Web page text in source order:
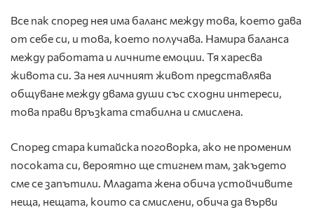
Все пак според нея има баланс между това, което дава
от себе си, и това, което получава. Намира баланса
между работата и личните емоции. Тя харесва
живота си. За нея личният живот представлява
общуване между двама души със сходни интереси,
това прави връзката стабилна и смислена.
Според стара китайска поговорка, ако не променим
посоката си, вероятно ще стигнем там, закъдето
сме се запътили. Младата жена обича устойчивите
неща, нещата, които са смислени, обича да върви